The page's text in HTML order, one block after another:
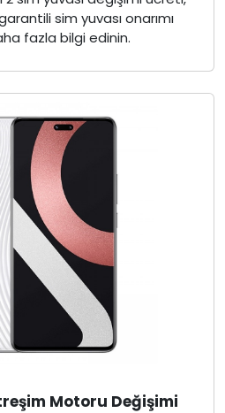
sim yuvası onarımı
fazla bilgi edinin.
Motoru Değişimi